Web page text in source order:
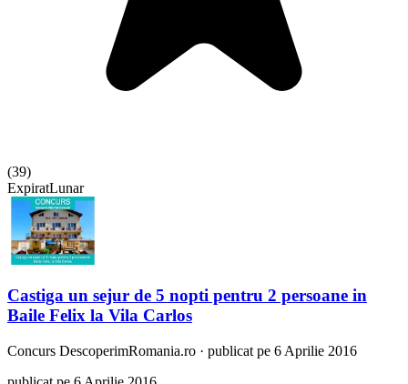
(39)
ExpiratLunar
Castiga un sejur de 5 nopti pentru 2 persoane in
Baile Felix la Vila Carlos
Concurs DescoperimRomania.ro · publicat pe 6 Aprilie 2016